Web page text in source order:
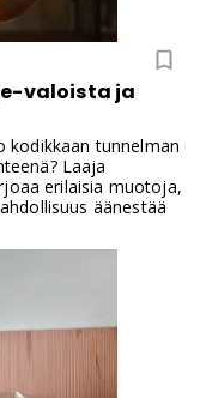
valoista ja
kodikkaan tunnelman
Laaja
erilaisia muotoja,
äänestää